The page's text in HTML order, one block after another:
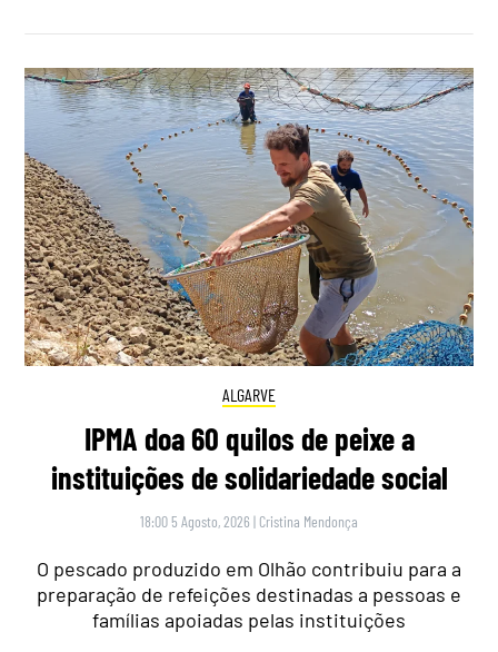
ALGARVE
IPMA doa 60 quilos de peixe a
instituições de solidariedade social
18:00 5 Agosto, 2026 | Cristina Mendonça
O pescado produzido em Olhão contribuiu para a
preparação de refeições destinadas a pessoas e
famílias apoiadas pelas instituições